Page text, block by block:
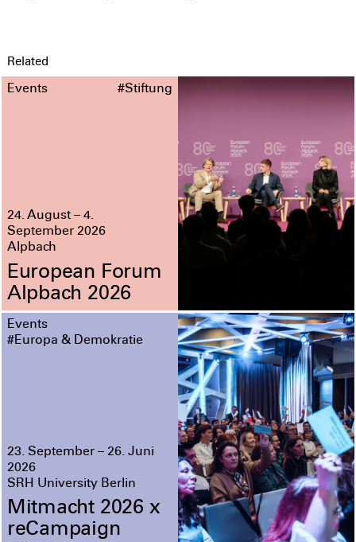
Related
Events #Stiftung
24. August – 4.
September 2026
Alpbach
European Forum
Alpbach 2026
Events
#Europa & Demokratie
23. September – 26. Juni
2026
SRH University Berlin
Mitmacht 2026 x
reCampaign